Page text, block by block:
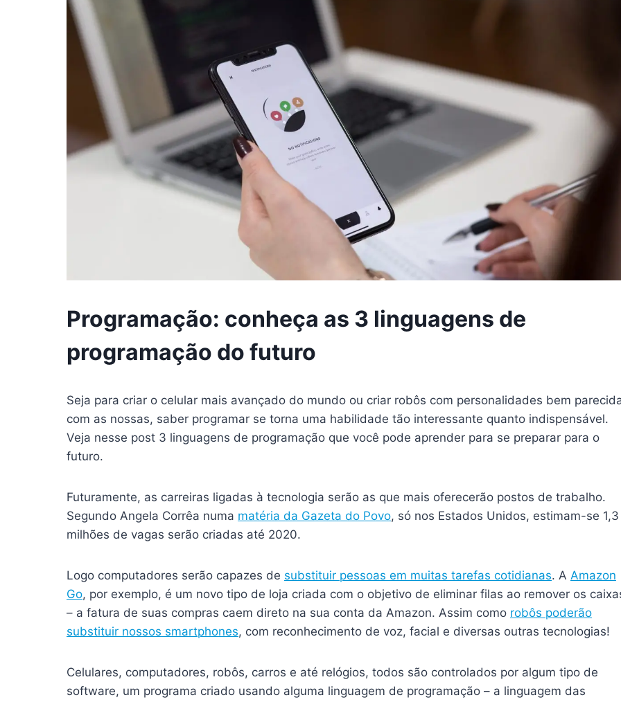
Programação: conheça as 3 linguagens de
programação do futuro
Seja para criar o celular mais avançado do mundo ou criar robôs com personalidades bem
com as nossas, saber programar se torna uma habilidade tão interessante quanto indispensável.
Veja nesse post 3 linguagens de programação que você pode aprender para se preparar para o
futuro.
Futuramente, as carreiras ligadas à tecnologia serão as que mais oferecerão postos de trabalho.
Segundo Angela Corrêa numa matéria da Gazeta do Povo, só nos Estados Unidos, estimam-se 1,3
milhões de vagas serão criadas até 2020.
Logo computadores serão capazes de substituir pessoas em muitas tarefas cotidianas. A Amazon
Go, por exemplo, é um novo tipo de loja criada com o objetivo de eliminar filas ao remover os
– a fatura de suas compras caem direto na sua conta da Amazon. Assim como robôs poderão
substituir nossos smartphones, com reconhecimento de voz, facial e diversas outras tecnologias!
Celulares, computadores, robôs, carros e até relógios, todos são controlados por algum tipo de
software, um programa criado usando alguma linguagem de programação – a linguagem das